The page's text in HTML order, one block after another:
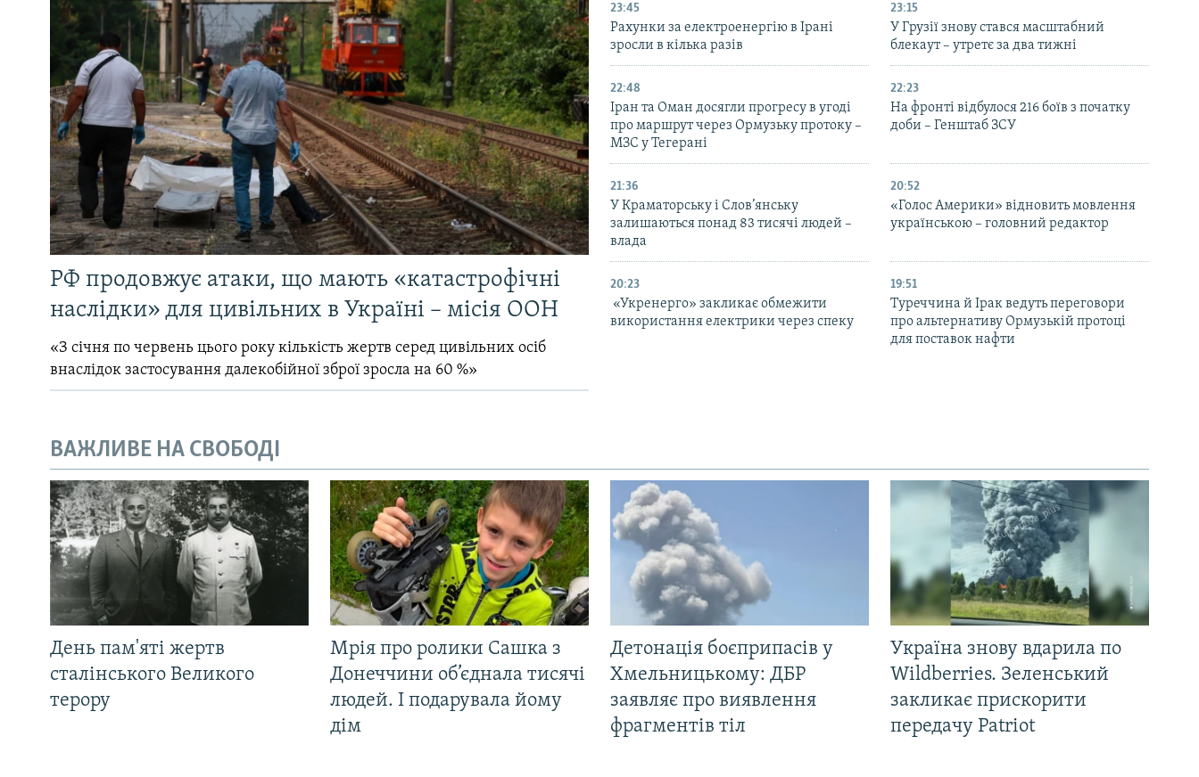
РФ продовжує атаки, що мають «катастрофічні
наслідки» для цивільних в Україні – місія ООН
«З січня по червень цього року кількість жертв серед цивільних осіб
внаслідок застосування далекобійної зброї зросла на 60 %»
23:45
Рахунки за електроенергію в Ірані
зросли в кілька разів
23:15
У Грузії знову стався масштабний
блекаут – утретє за два тижні
22:48
Іран та Оман досягли прогресу в угоді
про маршрут через Ормузьку протоку –
МЗС у Тегерані
22:23
На фронті відбулося 216 боїв з початку
доби – Генштаб ЗСУ
21:36
У Краматорську і Слов’янську
залишаються понад 83 тисячі людей –
влада
20:52
«Голос Америки» відновить мовлення
українською – головний редактор
20:23
«Укренерго» закликає обмежити
використання електрики через спеку
19:51
Туреччина й Ірак ведуть переговори
про альтернативу Ормузькій протоці
для поставок нафти
ВАЖЛИВЕ НА СВОБОДІ
День пам'яті жертв
сталінського Великого
терору
Мрія про ролики Сашка з
Донеччини об’єднала тисячі
людей. І подарувала йому
дім
Детонація боєприпасів у
Хмельницькому: ДБР
заявляє про виявлення
фрагментів тіл
Україна знову вдарила по
Wildberries. Зеленський
закликає прискорити
передачу Patriot